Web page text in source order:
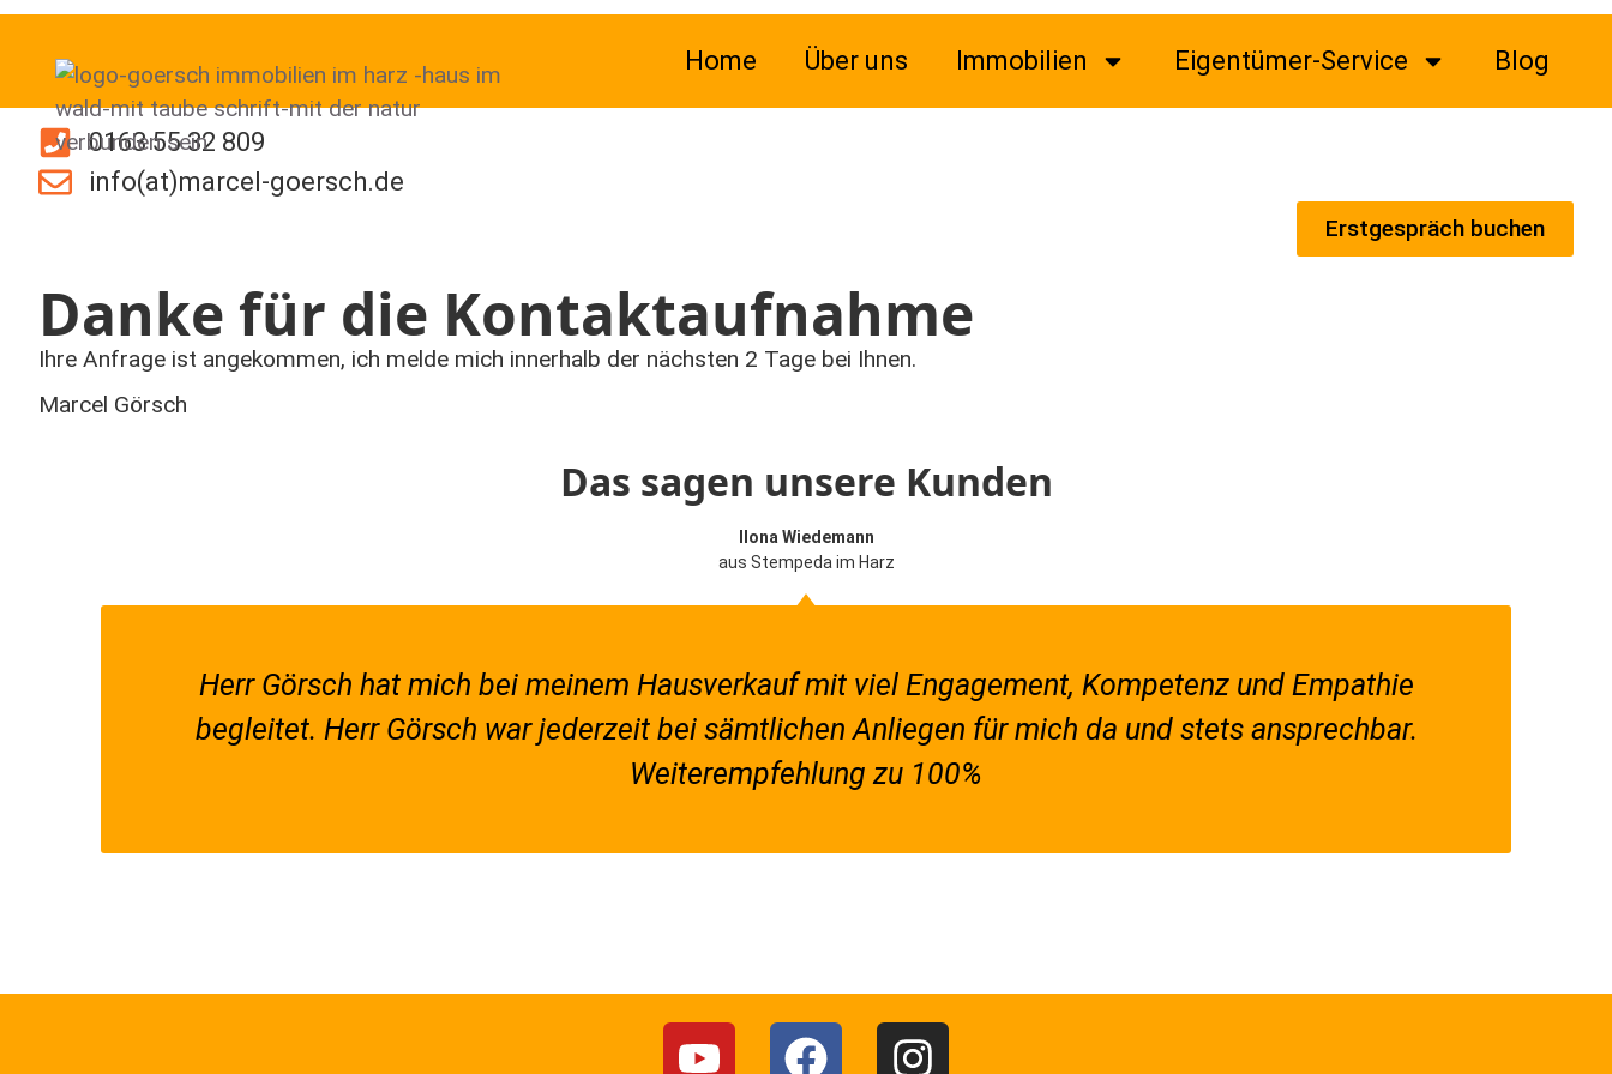
Home Über uns Immobilien Eigentümer-Service Blog
0163 55 32 809
info(at)marcel-goersch.de
Erstgespräch buchen
Danke für die Kontaktaufnahme
Ihre Anfrage ist angekommen, ich melde mich innerhalb der nächsten 2 Tage bei Ihnen.
Marcel Görsch
Das sagen unsere Kunden
Herr Görsch hat mich bei meinem Hausverkauf mit viel Engagement, Kompetenz und Empathie
begleitet. Herr Görsch war jederzeit bei sämtlichen Anliegen für mich da und stets ansprechbar.
Weiterempfehlung zu 100%
Ilona Wiedemann
aus Stempeda im Harz